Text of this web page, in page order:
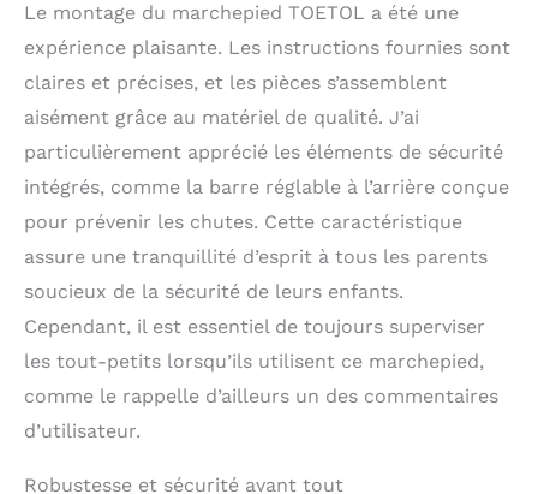
transversale réglable à 2
niveaux avec anneaux
peut répondre aux
besoins des enfants
assis et debout.
Antidérapant 1+6 : le
grand tapis
antidérapant de la
même taille que la
plate-forme peut être
pour protéger les pieds
de votre enfant contre
le glissement. Cette
équipée de 6 petits
peut éviter de glisser
Le montage du marchepied TOETOL a été une
expérience plaisante. Les instructions fournies sont
claires et précises, et les pièces s’assemblent
aisément grâce au matériel de qualité. J’ai
particulièrement apprécié les éléments de sécurité
intégrés, comme la barre réglable à l’arrière conçue
pour prévenir les chutes. Cette caractéristique
assure une tranquillité d’esprit à tous les parents
soucieux de la sécurité de leurs enfants.
Cependant, il est essentiel de toujours superviser
les tout-petits lorsqu’ils utilisent ce marchepied,
comme le rappelle d’ailleurs un des commentaires
d’utilisateur.
Robustesse et sécurité avant tout